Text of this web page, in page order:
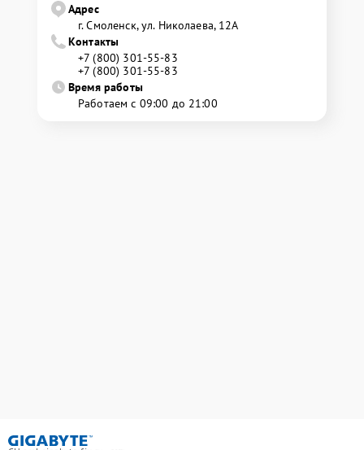
Адрес
г. Смоленск, ул. Николаева, 12А
Контакты
+7 (800) 301-55-83
+7 (800) 301-55-83
Время работы
Работаем с 09:00 до 21:00